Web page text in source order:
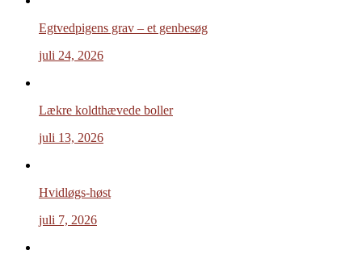
Egtvedpigens grav – et genbesøg
juli 24, 2026
Lækre koldthævede boller
juli 13, 2026
Hvidløgs-høst
juli 7, 2026